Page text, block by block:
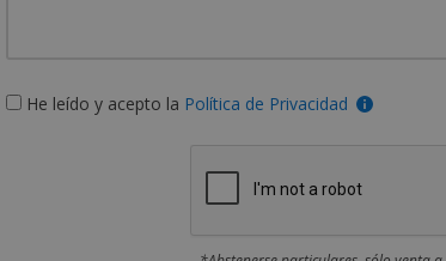
He leído y acepto la Política de Privacidad